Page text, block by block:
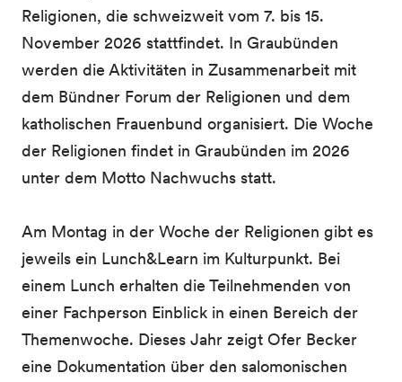
Religionen, die schweizweit vom 7. bis 15.
November 2026 stattfindet. In Graubünden
werden die Aktivitäten in Zusammenarbeit mit
dem Bündner Forum der Religionen und dem
katholischen Frauenbund organisiert. Die Woche
der Religionen findet in Graubünden im 2026
unter dem Motto Nachwuchs statt.
Am Montag in der Woche der Religionen gibt es
jeweils ein Lunch&Learn im Kulturpunkt. Bei
einem Lunch erhalten die Teilnehmenden von
einer Fachperson Einblick in einen Bereich der
Themenwoche. Dieses Jahr zeigt Ofer Becker
eine Dokumentation über den salomonischen